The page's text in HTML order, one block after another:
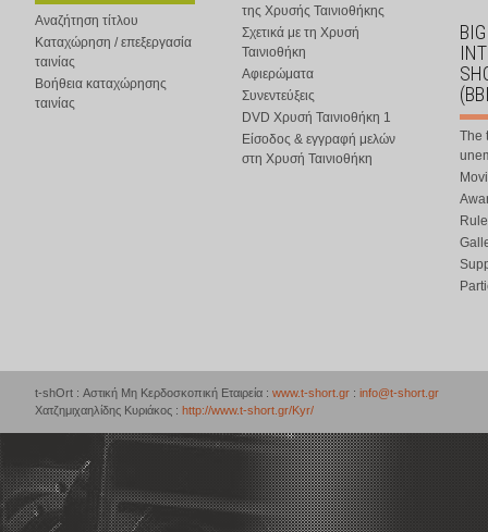
Αναζήτηση τίτλου
Καταχώρηση / επεξεργασία
ταινίας
Βοήθεια καταχώρησης
ταινίας
της Χρυσής Ταινιοθήκης
Σχετικά με τη Χρυσή
Ταινιοθήκη
Αφιερώματα
Συνεντεύξεις
DVD Χρυσή Ταινιοθήκη 1
Είσοδος & εγγραφή μελών
στη Χρυσή Ταινιοθήκη
The
t-shOrt : Αστική Μη Κερδοσκοπική Εταιρεία : www.t-short.gr : info@t-short.gr
Χατζημιχαηλίδης Κυριάκος : http://www.t-short.gr/Kyr/